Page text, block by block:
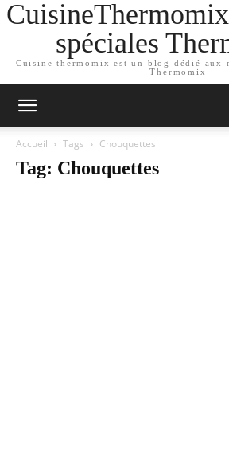
spéciales
Cuisine thermomix est un blog dédié aux
Thermomix
Accueil Tags Chouquettes
Tag: Chouquettes